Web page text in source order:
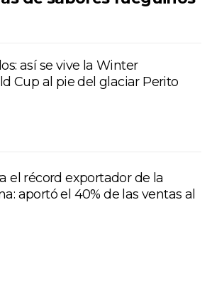
así se vive la Winter
Cup al pie del glaciar Perito
el récord exportador de la
aportó el 40% de las ventas al